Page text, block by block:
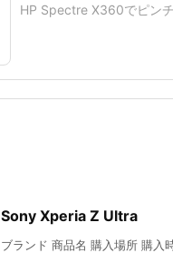
HP Spectre X360でピン
Sony Xperia Z Ultra
ブランド 商品名 購入場所 購入